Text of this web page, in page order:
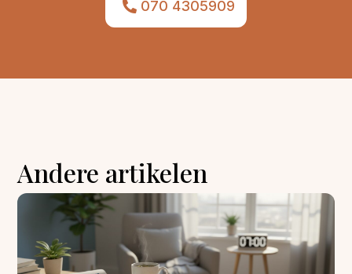
070 4305909
Andere artikelen